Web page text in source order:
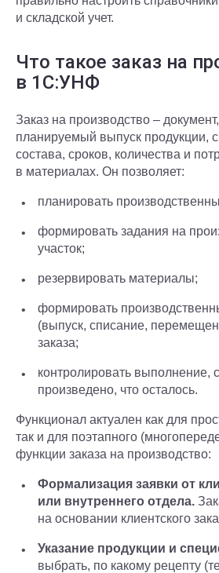
и складской учет.
Что такое заказ на
в 1С:УНФ
Заказ на производство –
планируемый выпуск продукции,
состава, сроков, количества и
в материалах. Он позволяет:
планировать
формировать задания на
участок;
резервировать материалы;
формировать
(выпуск, списание,
заказа;
контролировать выполнение,
произведено, что осталось.
Функционал актуален как для
так и для поэтапного
функции заказа на производство:
Формализация заявки от
или внутреннего отдела.
на основании клиентского
Указание продукции и
выбрать, по какому рецепту